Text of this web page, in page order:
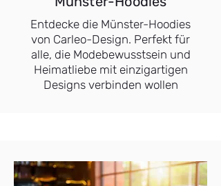
Entdecke die Münster-Hoodies
von Carleo-Design. Perfekt für
alle, die Modebewusstsein und
Heimatliebe mit einzigartigen
Designs verbinden wollen